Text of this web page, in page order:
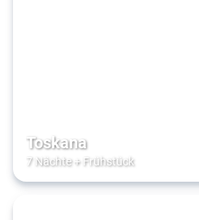
Toskana
7 Nächte+ Frühstück